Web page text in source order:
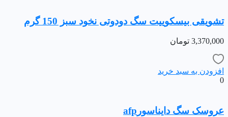
تشویقی بیسکوییت سگ دودوتی نخود سبز 150 گرم
3,370,000 تومان
افزودن به سبد خرید
0
عروسک سگ دایناسورafp